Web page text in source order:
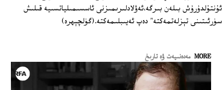
ئۇنتۇلدۇرۇش بىلەن بىرگە،ئەۋلادلىرىمىزنى ئاسسىمىلياتسىيە قىلىش
سۈرئىتىنى تېزلەتمەكتە" دەپ ئەيىبلىمەكتە.(گۈلچېھرە)
MORE مەدەنىيەت ۋە تارىخ